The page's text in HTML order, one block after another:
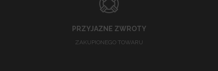
PRZYJAZNE ZWROTY
ZAKUPIONEGO TOWARU